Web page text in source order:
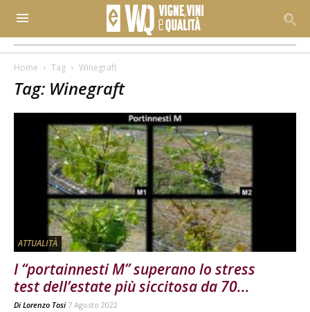
Home Tag Winegraft
Tag: Winegraft
ATTUALITÀ
I “portainnesti M” superano lo stress
test dell’estate più siccitosa da 70...
Di Lorenzo Tosi 7 Agosto 2022